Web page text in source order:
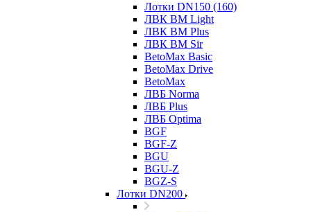
Лотки DN150 (160)
ЛВК ВМ Light
ЛВК ВМ Plus
ЛВК ВМ Sir
BetoMax Basic
BetoMax Drive
BetoMax
ЛВБ Norma
ЛВБ Plus
ЛВБ Optima
BGF
BGF-Z
BGU
BGU-Z
BGZ-S
Лотки DN200